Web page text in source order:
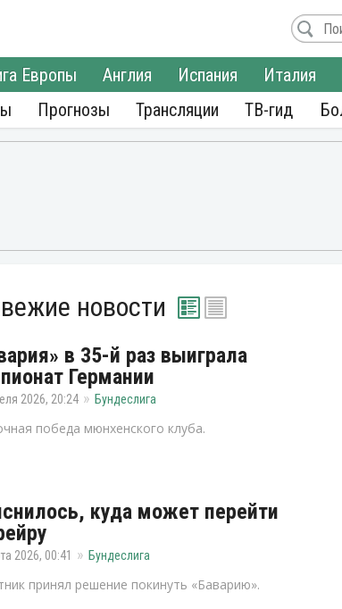
Европы Англия Испания Италия
Прогнозы Трансляции ТВ-гид
новости
в 35-й раз выиграла
Германии
2026, 20:24 Бундеслига
победа мюнхенского клуба.
куда может перейти
2026, 00:41 Бундеслига
принял решение покинуть «Баварию».